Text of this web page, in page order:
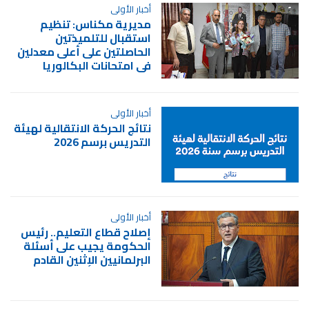
أخبار الأولى
مديرية مكناس: تنظيم
استقبال للتلميذتين
الحاصلتين على أعلى معدلين
في امتحانات البكالوريا
أخبار الأولى
نتائج الحركة الانتقالية لهيئة
التدريس برسم 2026
أخبار الأولى
إصلاح قطاع التعليم.. رئيس
الحكومة يجيب على أسئلة
البرلمانيين الإثنين القادم